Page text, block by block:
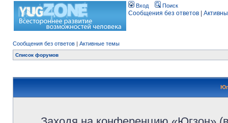
Вход Поиск
Сообщения без ответов
Сообщения без ответов | Активные темы
Список форумов